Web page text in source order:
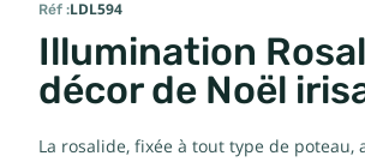
Réf :LDL594
Illumination
décor de Noël
La rosalide, fixée à tout type de poteau,